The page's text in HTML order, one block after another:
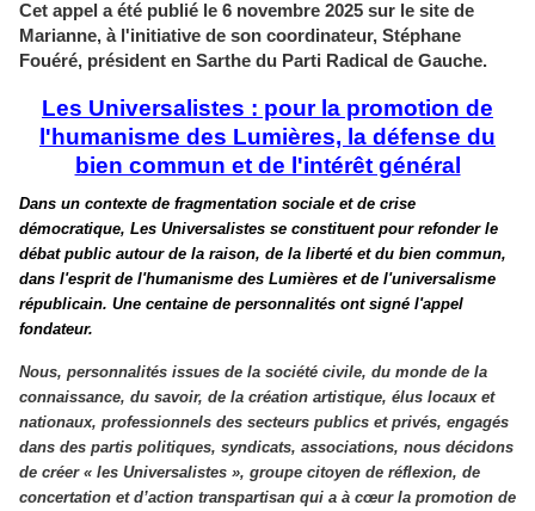
Cet appel a été publié le 6 novembre 2025 sur le site de
Marianne, à l'initiative de son coordinateur, Stéphane
Fouéré, président en Sarthe du Parti Radical de Gauche.
Les Universalistes : pour la promotion de
l'humanisme des Lumières, la défense du
bien commun et de l'intérêt général
Dans un contexte de fragmentation sociale et de crise
démocratique, Les Universalistes se constituent pour refonder le
débat public autour de la raison, de la liberté et du bien commun,
dans l'esprit de l'humanisme des Lumières et de l'universalisme
républicain. Une centaine de personnalités ont signé l'appel
fondateur.
Nous, personnalités issues de la société civile, du monde de la
connaissance, du savoir, de la création artistique, élus locaux et
nationaux, professionnels des secteurs publics et privés, engagés
dans des partis politiques, syndicats, associations, nous décidons
de créer « les Universalistes », groupe citoyen de réflexion, de
concertation et d’action transpartisan qui a à cœur la promotion de